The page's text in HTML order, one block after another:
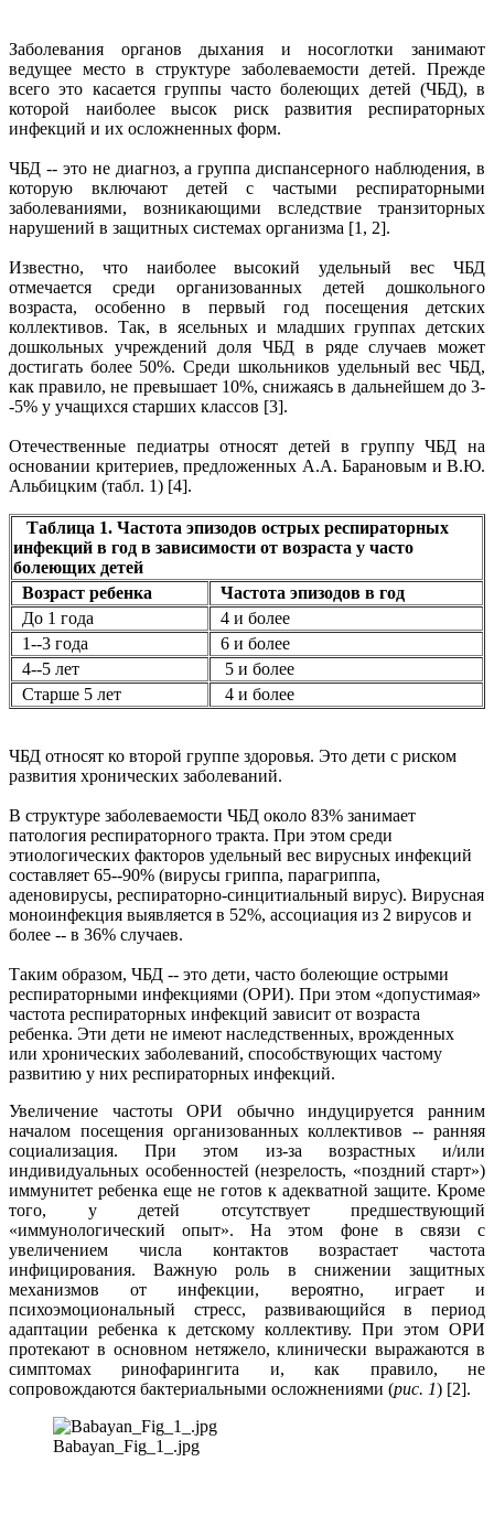
Заболевания органов дыхания и носоглотки занимают
ведущее место в структуре заболеваемости детей. Прежде
всего это касается группы часто болеющих детей (ЧБД), в
которой наиболее высок риск развития респираторных
инфекций и их осложненных форм.
ЧБД -- это не диагноз, а группа диспансерного наблюдения, в
которую включают детей с частыми респираторными
заболеваниями, возникающими вследствие транзиторных
нарушений в защитных системах организма [1, 2].
Известно, что наиболее высокий удельный вес ЧБД
отмечается среди организованных детей дошкольного
возраста, особенно в первый год посещения детских
коллективов. Так, в ясельных и младших группах детских
дошкольных учреждений доля ЧБД в ряде случаев может
достигать более 50%. Среди школьников удельный вес ЧБД,
как правило, не превышает 10%, снижаясь в дальнейшем до 3-
-5% у учащихся старших классов [3].
Отечественные педиатры относят детей в группу ЧБД на
основании критериев, предложенных А.А. Барановым и В.Ю.
Альбицким (табл. 1) [4].
Таблица 1. Частота эпизодов острых респираторных
инфекций в год в зависимости от возраста у часто
болеющих детей
Возраст ребенка
Частота эпизодов в год
До 1 года
4 и более
1--3 года
6 и более
4--5 лет
5 и более
Старше 5 лет
4 и более
ЧБД относят ко второй группе здоровья. Это дети с риском
развития хронических заболеваний.
В структуре заболеваемости ЧБД около 83% занимает
патология респираторного тракта. При этом среди
этиологических факторов удельный вес вирусных инфекций
составляет 65--90% (вирусы гриппа, парагриппа,
аденовирусы, респираторно-синцитиальный вирус). Вирусная
моноинфекция выявляется в 52%, ассоциация из 2 вирусов и
более -- в 36% случаев.
Таким образом, ЧБД -- это дети, часто болеющие острыми
респираторными инфекциями (ОРИ). При этом «допустимая»
частота респираторных инфекций зависит от возраста
ребенка. Эти дети не имеют наследственных, врожденных
или хронических заболеваний, способствующих частому
развитию у них респираторных инфекций.
Увеличение частоты ОРИ обычно индуцируется ранним
началом посещения организованных коллективов -- ранняя
социализация. При этом из-за возрастных и/или
индивидуальных особенностей (незрелость, «поздний старт»)
иммунитет ребенка еще не готов к адекватной защите. Кроме
того, у детей отсутствует предшествующий
«иммунологический опыт». На этом фоне в связи с
увеличением числа контактов возрастает частота
инфицирования. Важную роль в снижении защитных
механизмов от инфекции, вероятно, играет и
психоэмоциональный стресс, развивающийся в период
адаптации ребенка к детскому коллективу. При этом ОРИ
протекают в основном нетяжело, клинически выражаются в
симптомах ринофарингита и, как правило, не
сопровождаются бактериальными осложнениями (рис. 1) [2].
Babayan_Fig_1_.jpg